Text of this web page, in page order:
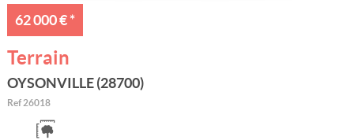
62 000 €*
Terrain
OYSONVILLE (28700)
Ref26018